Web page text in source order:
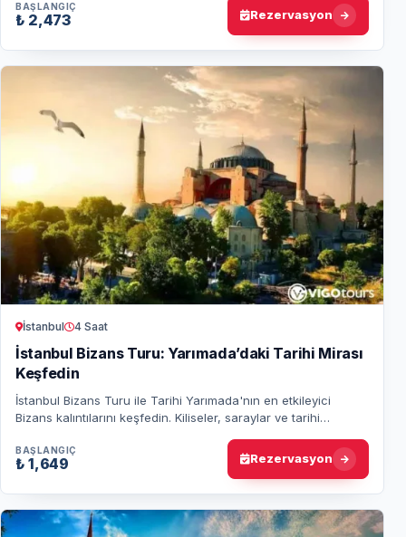
BAŞLANGIÇ
₺ 2,473 Rezervasyon
İstanbul 4 Saat
İstanbul Bizans Turu: Yarımada’daki Tarihi Mirası
Keşfedin
İstanbul Bizans Turu ile Tarihi Yarımada'nın en etkileyici
Bizans kalıntılarını keşfedin. Kiliseler, saraylar ve tarihi
BAŞLANGIÇ
₺ 1,649 Rezervasyon